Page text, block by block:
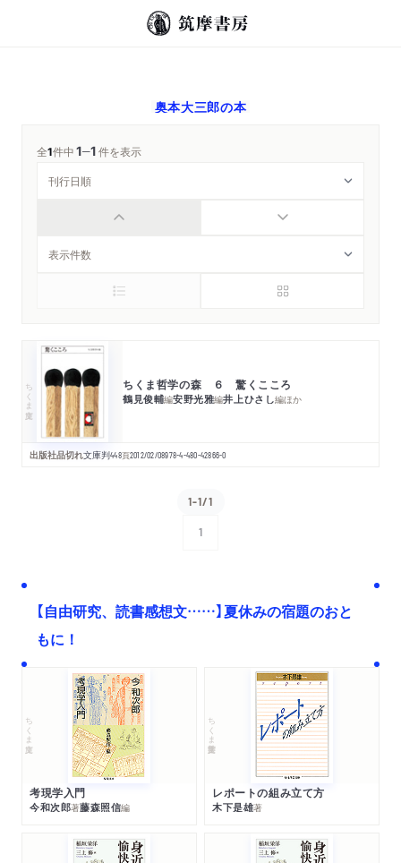
奥本大三郎の本
全1件中1─1件を表示
ちくま文庫 ちくま哲学の森 ６ 驚くこころ
鶴見俊輔編安野光雅編井上ひさし編ほか
出版社品切れ文庫判448頁2012/02/08978-4-480-42866-0
1-1/1
1
【自由研究、読書感想文……】夏休みの宿題のおと
もに！
ちくま文庫
考現学入門
今和次郎著藤森照信編
ちくま学芸文庫
レポートの組み立て方
木下是雄著